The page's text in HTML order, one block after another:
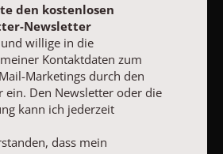
.
JETZT ANMELDEN
den kostenlosen
Newsletter
und willige in die
Kontaktdaten zum
Marketings durch den
ein. Den Newsletter oder die
kann ich jederzeit
dass mein